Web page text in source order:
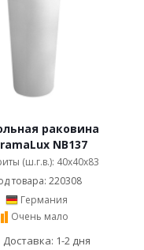
раковина
NB137
(ш.г.в.): 40x40x83
товара: 220308
Германия
Очень мало
Доставка: 1-2 дня